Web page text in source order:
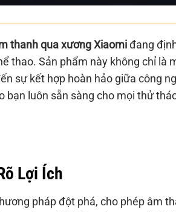
thanh qua xương Xiaomiđang
thao. Sản phẩm này không chỉ là
sự kết hợp hoàn hảo giữa công
bạn luôn sẵn sàng cho mọi thử
Lợi Ích
pháp đột phá, cho phép âm